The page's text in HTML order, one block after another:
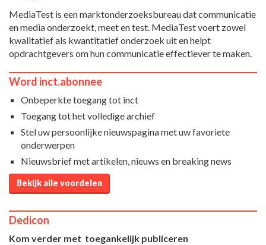
MediaTest is een marktonderzoeksbureau dat communicatie
en media onderzoekt, meet en test. MediaTest voert zowel
kwalitatief als kwantitatief onderzoek uit en helpt
opdrachtgevers om hun communicatie effectiever te maken.
Word inct.abonnee
Onbeperkte toegang tot inct
Toegang tot het volledige archief
Stel uw persoonlijke nieuwspagina met uw favoriete
onderwerpen
Nieuwsbrief met artikelen, nieuws en breaking news
Bekijk alle voordelen
Dedicon
Kom verder met toegankelijk publiceren